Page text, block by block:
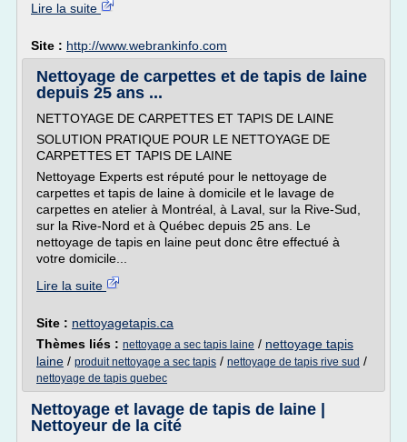
Lire la suite
Site : http://www.webrankinfo.com
Nettoyage de carpettes et de tapis de laine
depuis 25 ans ...
NETTOYAGE DE CARPETTES ET TAPIS DE LAINE
SOLUTION PRATIQUE POUR LE NETTOYAGE DE
CARPETTES ET TAPIS DE LAINE
Nettoyage Experts est réputé pour le nettoyage de
carpettes et tapis de laine à domicile et le lavage de
carpettes en atelier à Montréal, à Laval, sur la Rive-Sud,
sur la Rive-Nord et à Québec depuis 25 ans. Le
nettoyage de tapis en laine peut donc être effectué à
votre domicile...
Lire la suite
Site : nettoyagetapis.ca
Thèmes liés : nettoyage a sec tapis laine / nettoyage tapis
laine / produit nettoyage a sec tapis / nettoyage de tapis rive sud /
nettoyage de tapis quebec
Nettoyage et lavage de tapis de laine |
Nettoyeur de la cité